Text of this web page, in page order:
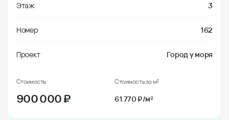
Этаж 3
Номер 162
Проект Город у моря
Стоимость
900 000₽
Стоимость за м²
61 770 ₽/м²